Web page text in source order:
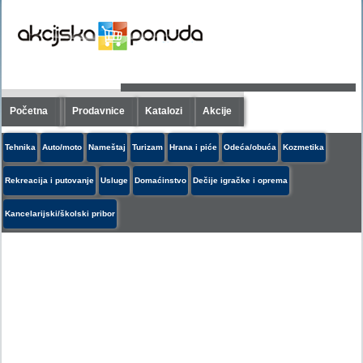
Početna Prodavnice Katalozi Akcije
Tehnika Auto/moto Nameštaj Turizam Hrana i piće Odeća/obuća Kozmetika
Rekreacija i putovanje Usluge Domaćinstvo Dečije igračke i oprema
Kancelarijski/školski pribor